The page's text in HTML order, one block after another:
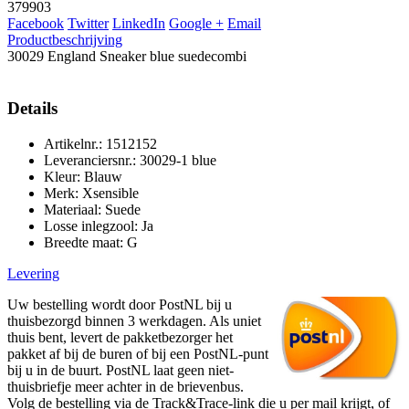
379903
Facebook Twitter LinkedIn Google + Email
Productbeschrijving
30029 England Sneaker blue suedecombi
Details
Artikelnr.: 1512152
Leveranciersnr.: 30029-1 blue
Kleur: Blauw
Merk: Xsensible
Materiaal: Suede
Losse inlegzool: Ja
Breedte maat: G
Levering
Uw bestelling wordt door PostNL bij u
thuisbezorgd binnen 3 werkdagen. Als uniet
thuis bent, levert de pakketbezorger het
pakket af bij de buren of bij een PostNL-punt
bij u in de buurt. PostNL laat geen niet-
thuisbriefje meer achter in de brievenbus.
Volg de bestelling via de Track&Trace-link die u per mail krijgt, of